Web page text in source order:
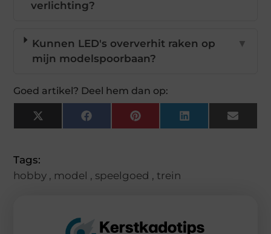
verlichting?
Kunnen LED's oververhit raken op
mijn modelspoorbaan?
▼
Goed artikel? Deel hem dan op:
X
(Twitter)
FacebookPinterestLinkedInEmail
Tags:
hobby , model , speelgoed ,trein